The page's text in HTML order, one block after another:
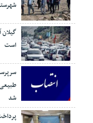
گیلان
است
شد